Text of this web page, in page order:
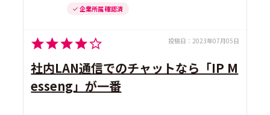
企業所属 確認済
投稿日： 2023年07月05日
社内LAN通信でのチャットなら「IP M
esseng」が一番